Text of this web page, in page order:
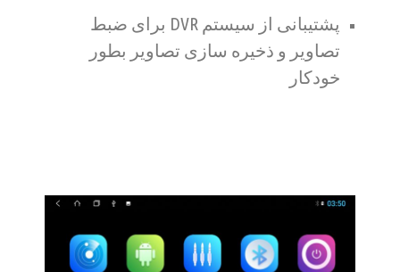
پشتیبانی از سیستم DVR برای ضبط
تصاویر و ذخیره سازی تصاویر بطور
خودکار